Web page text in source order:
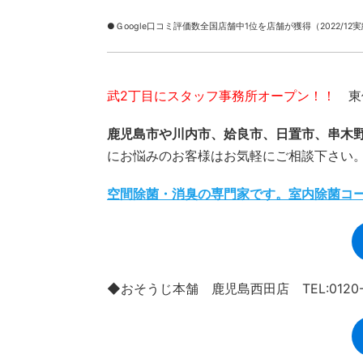
●Ｇoogle口コミ評価数全国店舗中1位を店舗が獲得（2022/12実
武2丁目にスタッフ事務所オープン！！ 東
鹿児島市や川内市、姶良市、日置市、串木
にお悩みのお客様はお気軽にご相談下さい
空間除菌・消臭の専門家です。室内除菌コ
◆おそうじ本舗 鹿児島西田店